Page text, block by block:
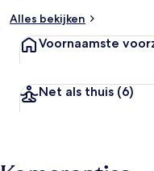
Alles bekijken
Voornaamste
Net als thuis (6)